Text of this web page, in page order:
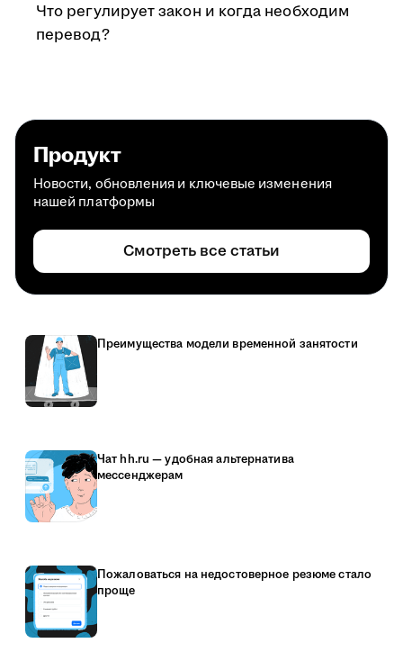
Что регулирует закон и когда необходим
перевод?
Продукт
Новости, обновления и ключевые изменения
нашей платформы
Смотреть все статьи
Преимущества модели временной занятости
Чат hh.ru — удобная альтернатива
мессенджерам
Пожаловаться на недостоверное резюме стало
проще